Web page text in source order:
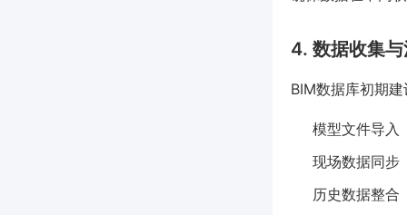
4. 数据收集
BIM数据库初期
模型文件导入
现场数据同步
历史数据整合